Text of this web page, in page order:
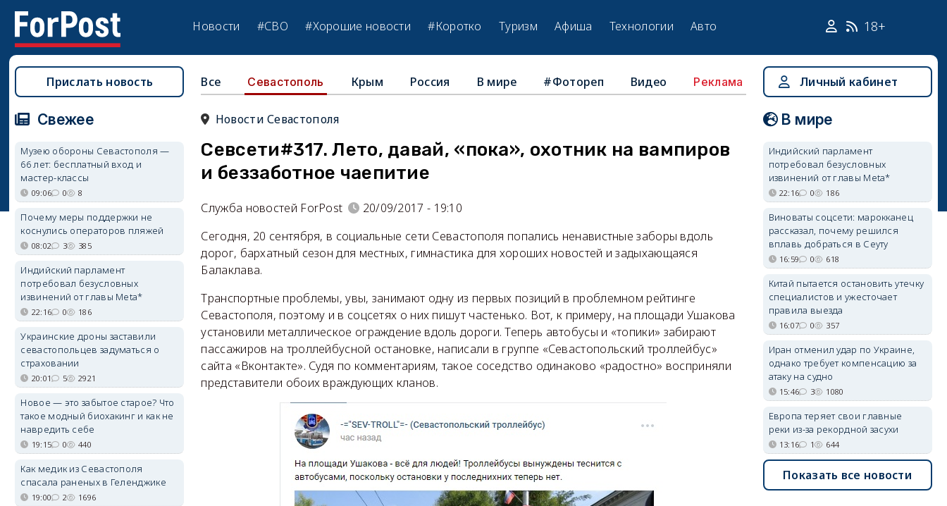
Новости #СВО #Хорошие новости #Коротко Туризм Афиша Технологии Авто 18+
Все Севастополь Крым Россия В мире #Фотореп Видео Реклама
Новости Севастополя
Севсети#317. Лето, давай, «пока», охотник на вампиров
и беззаботное чаепитие
Служба новостей ForPost
20/09/2017 - 19:10
Сегодня, 20 сентября, в социальные сети Севастополя попались ненавистные заборы вдоль
дорог, бархатный сезон для местных, гимнастика для хороших новостей и задыхающаяся
Балаклава.
Транспортные проблемы, увы, занимают одну из первых позиций в проблемном рейтинге
Севастополя, поэтому и в соцсетях о них пишут частенько. Вот, к примеру, на площади Ушакова
установили металлическое ограждение вдоль дороги. Теперь автобусы и «топики» забирают
пассажиров на троллейбусной остановке, написали в группе «Севастопольский троллейбус»
сайта «Вконтакте». Судя по комментариям, такое соседство одинаково «радостно» восприняли
представители обоих враждующих кланов.
Прислать новость
Свежее
Музею обороны Севастополя —
66 лет: бесплатный вход и
мастер-классы
09:06 0 8
Почему меры поддержки не
коснулись операторов пляжей
08:02 3 385
Индийский парламент
потребовал безусловных
извинений от главы Meta*
22:16 0 186
Украинские дроны заставили
севастопольцев задуматься о
страховании
20:01 5 2921
Новое — это забытое старое? Что
такое модный биохакинг и как не
навредить себе
19:15 0 440
Как медик из Севастополя
спасала раненых в Геленджике
19:00 2 1696
Личный кабинет
В мире
Индийский парламент
потребовал безусловных
извинений от главы Meta*
22:16 0 186
Виноваты соцсети: марокканец
рассказал, почему решился
вплавь добраться в Сеуту
16:59 0 618
Китай пытается остановить утечку
специалистов и ужесточает
правила выезда
16:07 0 357
Иран отменил удар по Украине,
однако требует компенсацию за
атаку на судно
15:46 3 1080
Европа теряет свои главные
реки из-за рекордной засухи
13:16 1 644
Показать все новости